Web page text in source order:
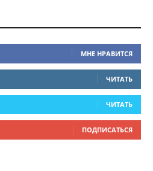
МНЕ НРАВИТСЯ
ЧИТАТЬ
ЧИТАТЬ
ПОДПИСАТЬСЯ